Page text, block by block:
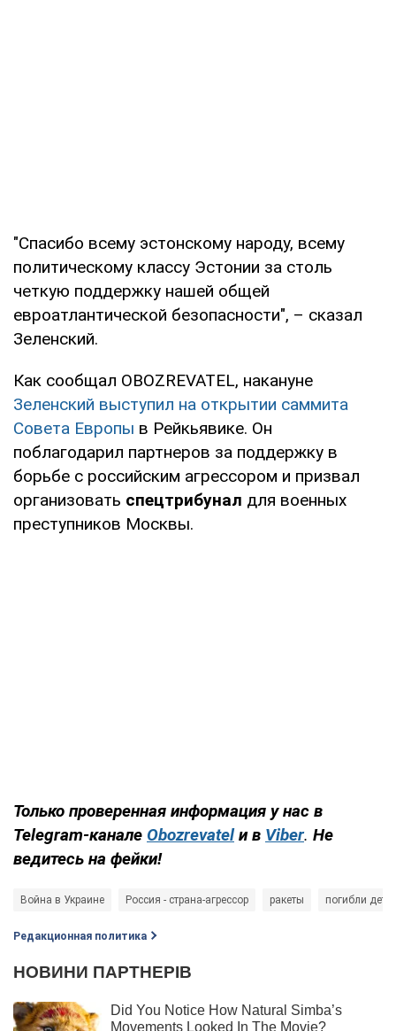
"Спасибо всему эстонскому народу, всему
политическому классу Эстонии за столь
четкую поддержку нашей общей
евроатлантической безопасности", – сказал
Зеленский.
Как сообщал OBOZREVATEL, накануне
Зеленский выступил на открытии саммита
Совета Европы в Рейкьявике. Он
поблагодарил партнеров за поддержку в
борьбе с российским агрессором и призвал
организовать спецтрибунал для военных
преступников Москвы.
Только проверенная информация у нас в
Telegram-канале Obozrevatel и в Viber. Не
ведитесь на фейки!
Война в Украине Россия - страна-агрессор ракеты погибли дети
Редакционная политика